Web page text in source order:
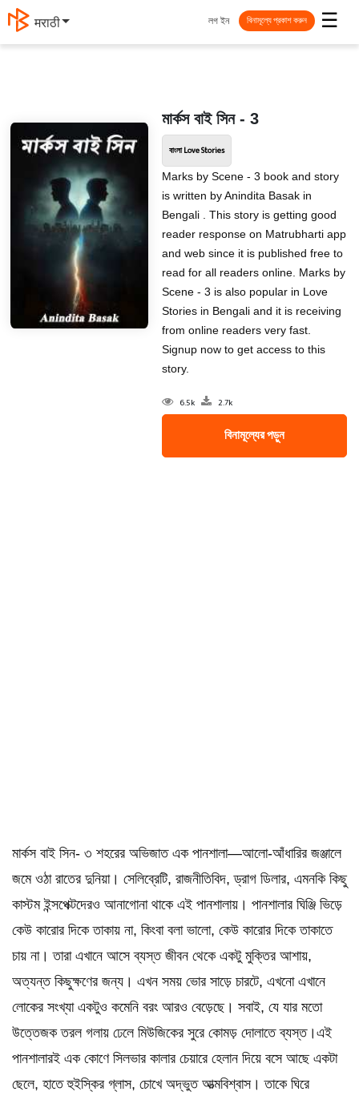
मराठी ☰
লগ ইন বিনামূল্যে প্রকাশ করুন
মার্কস বাই সিন - 3
বাংলা Love Stories
Marks by Scene - 3 book and story
is written by Anindita Basak in
Bengali . This story is getting good
reader response on Matrubharti app
and web since it is published free to
read for all readers online. Marks by
Scene - 3 is also popular in Love
Stories in Bengali and it is receiving
from online readers very fast.
Signup now to get access to this
story.
6.5k 2.7k
বিনামূল্যের পড়ুন
মার্কস বাই সিন- ৩ শহরের অভিজাত এক পানশালা—আলো-আঁধারির জঞ্জালে
জমে ওঠা রাতের দুনিয়া। সেলিব্রেটি, রাজনীতিবিদ, ড্রাগ ডিলার, এমনকি কিছু
কাস্টম ইন্সপেক্টদের‌ও আনাগোনা থাকে এই পানশালায়। পানশালার ঘিঞ্জি ভিড়ে
কেউ কারোর দিকে তাকায় না, কিংবা বলা ভালো, কেউ কারোর দিকে তাকাতে
চায় না। তারা এখানে আসে ব্যস্ত জীবন থেকে একটু মুক্তির আশায়,
অত্যন্ত কিছুক্ষণের জন্য। এখন সময় ভোর সাড়ে চারটে, এখনো এখানে
লোকের সংখ্যা একটুও কমেনি বরং আরও বেড়েছে। সবাই, যে যার মতো
উত্তেজক তরল গলায় ঢেলে মিউজিকের সুরে কোমড় দোলাতে ব্যস্ত।এই
পানশালার‌ই এক কোণে সিলভার কালার চেয়ারে হেলান দিয়ে বসে আছে একটা
ছেলে, হাতে হুইস্কির গ্লাস, চোখে অদ্ভুত আত্মবিশ্বাস। তাকে ঘিরে